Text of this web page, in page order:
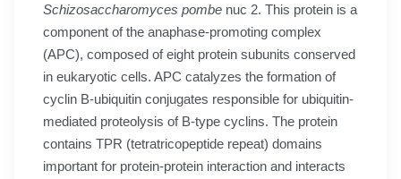
Schizosaccharomyces pombe nuc 2. This protein is a
component of the anaphase-promoting complex
(APC), composed of eight protein subunits conserved
in eukaryotic cells. APC catalyzes the formation of
cyclin B-ubiquitin conjugates responsible for ubiquitin-
mediated proteolysis of B-type cyclins. The protein
contains TPR (tetratricopeptide repeat) domains
important for protein-protein interaction and interacts